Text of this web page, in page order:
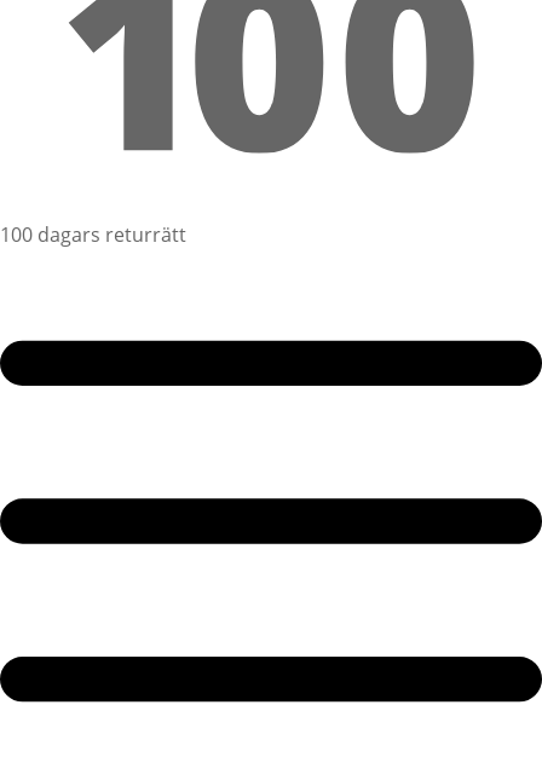
100 dagars returrätt